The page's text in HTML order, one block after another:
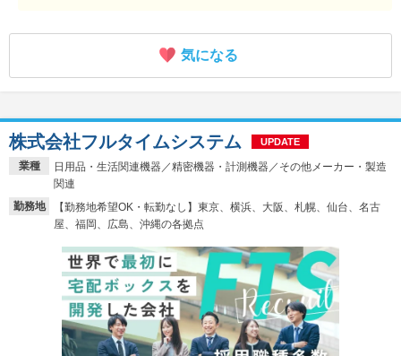
気になる
業種
日用品・生活関連機器／精密機器・計測機器／その他メーカー・製造
関連
勤務地
【勤務地希望OK・転勤なし】東京、横浜、大阪、札幌、仙台、名古
屋、福岡、広島、沖縄の各拠点
株式会社フルタイムシステム UPDATE